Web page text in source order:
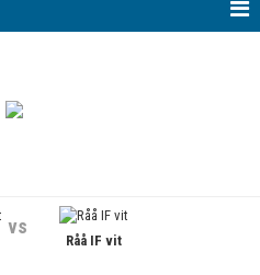
vs
Råå IF vit